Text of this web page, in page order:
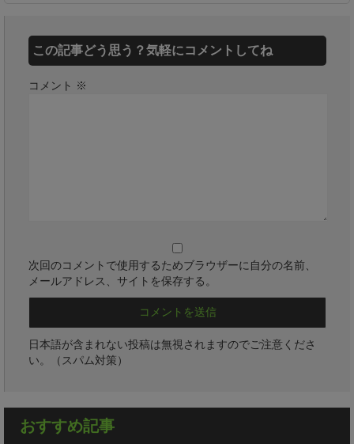
この記事どう思う？気軽にコメントしてね
コメント ※
次回のコメントで使用するためブラウザーに自分の名前、
メールアドレス、サイトを保存する。
日本語が含まれない投稿は無視されますのでご注意くださ
い。（スパム対策）
おすすめ記事